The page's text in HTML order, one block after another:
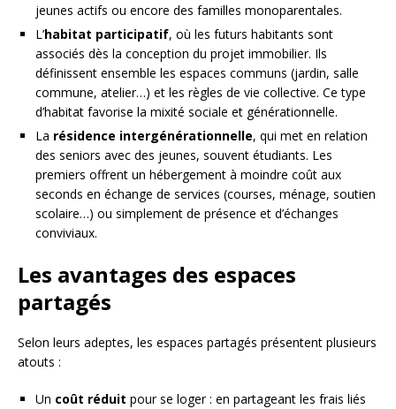
jeunes actifs ou encore des familles monoparentales.
L’habitat participatif, où les futurs habitants sont
associés dès la conception du projet immobilier. Ils
définissent ensemble les espaces communs (jardin, salle
commune, atelier…) et les règles de vie collective. Ce type
d’habitat favorise la mixité sociale et générationnelle.
La résidence intergénérationnelle, qui met en relation
des seniors avec des jeunes, souvent étudiants. Les
premiers offrent un hébergement à moindre coût aux
seconds en échange de services (courses, ménage, soutien
scolaire…) ou simplement de présence et d’échanges
conviviaux.
Les avantages des espaces
partagés
Selon leurs adeptes, les espaces partagés présentent plusieurs
atouts :
Un coût réduit pour se loger : en partageant les frais liés